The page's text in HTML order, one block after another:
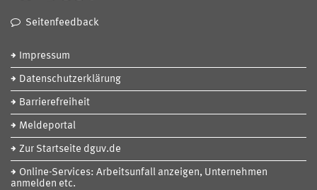
Seitenfeedback
Impressum
Datenschutzerklärung
Barrierefreiheit
Meldeportal
Zur Startseite dguv.de
Online-Services: Arbeitsunfall anzeigen, Unternehmen
anmelden etc.